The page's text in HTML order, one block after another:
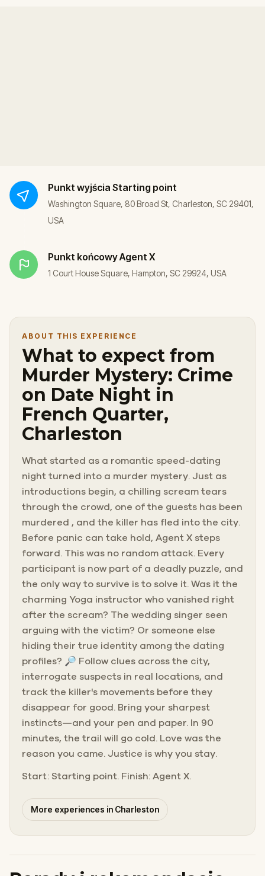
Punkt wyjścia Starting point
Washington Square, 80 Broad St, Charleston, SC 29401,
USA
Punkt końcowyAgent X
1 Court House Square, Hampton, SC 29924, USA
ABOUT THIS EXPERIENCE
What to expect from
Murder Mystery: Crime
on Date Night in
French Quarter,
Charleston
What started as a romantic speed-dating
night turned into a murder mystery. Just as
introductions begin, a chilling scream tears
through the crowd, one of the guests has been
murdered , and the killer has fled into the city.
Before panic can take hold, Agent X steps
forward. This was no random attack. Every
participant is now part of a deadly puzzle, and
the only way to survive is to solve it. Was it the
charming Yoga instructor who vanished right
after the scream? The wedding singer seen
arguing with the victim? Or someone else
hiding their true identity among the dating
profiles? 🔎 Follow clues across the city,
interrogate suspects in real locations, and
track the killer's movements before they
disappear for good. Bring your sharpest
instincts—and your pen and paper. In 90
minutes, the trail will go cold. Love was the
reason you came. Justice is why you stay.
Start: Starting point. Finish: Agent X.
More experiences in Charleston